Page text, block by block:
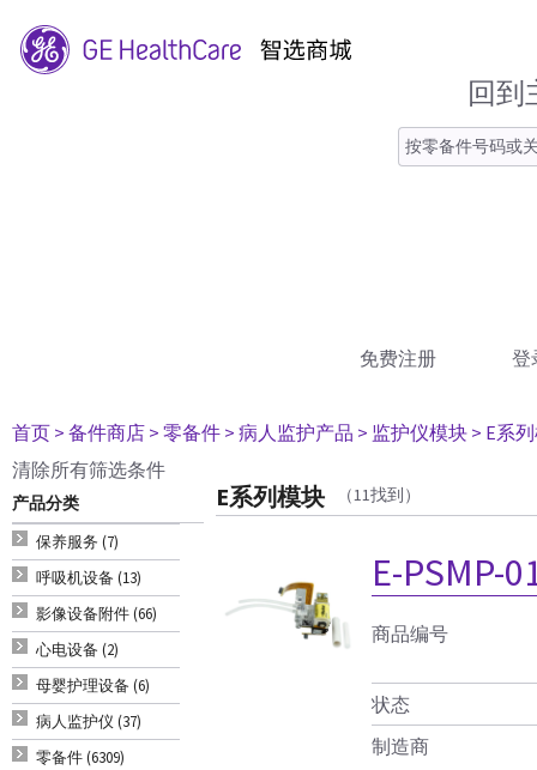
回到
免费注册 登
首页 > 备件商店 > 零备件 > 病人监护产品 > 监护仪模块 > E系
清除所有筛选条件
产品分类
保养服务 (7)
呼吸机设备 (13)
影像设备附件 (66)
心电设备 (2)
母婴护理设备 (6)
病人监护仪 (37)
零备件 (6309)
E系列模块 （11找到）
E-PSMP-
商品编号
状态
制造商